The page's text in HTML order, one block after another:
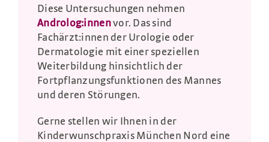
Diese Untersuchungen nehmen
Androlog:innenvor. Das sind
Fachärzt:innen der Urologie oder
Dermatologie mit einer speziellen
Weiterbildung hinsichtlich der
Fortpflanzungsfunktionen des Mannes
und deren Störungen.
Gerne stellen wir Ihnen in der
Kinderwunschpraxis München Nord eine